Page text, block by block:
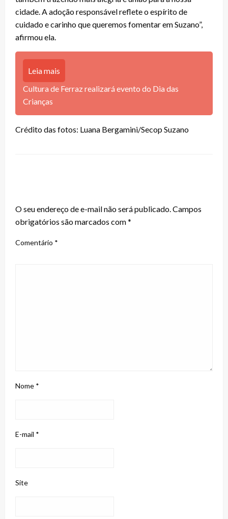
cidade. A adoção responsável reflete o espírito de
cuidado e carinho que queremos fomentar em Suzano”,
afirmou ela.
Leia mais
Cultura de Ferraz realizará evento do Dia das
Crianças
Crédito das fotos: Luana Bergamini/Secop Suzano
O seu endereço de e-mail não será publicado.Campos
obrigatórios são marcados com*
Comentário *
Nome *
E-mail *
Site